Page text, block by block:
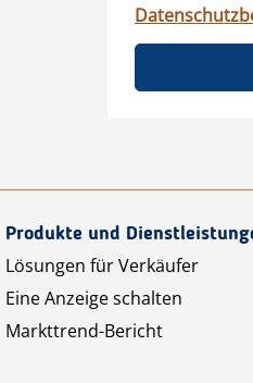
Produkte und
Lösungen für Verkäufer
Eine Anzeige schalten
Markttrend-Bericht